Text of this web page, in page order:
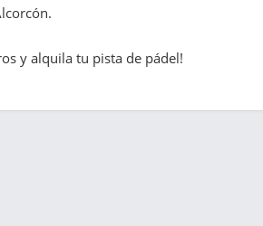
y alquila tu pista de pádel!